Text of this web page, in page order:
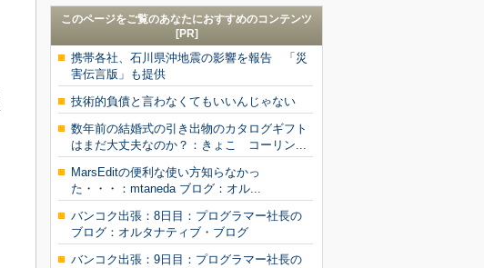
このページをご覧のあなたにおすすめのコンテンツ
[PR]
携帯各社、石川県沖地震の影響を報告 「災
害伝言版」も提供
技術的負債と言わなくてもいいんじゃない
数年前の結婚式の引き出物のカタログギフト
はまだ大丈夫なのか？：きょこ コーリン...
MarsEditの便利な使い方知らなかっ
た・・・：mtaneda ブログ：オル...
バンコク出張：8日目：プログラマー社長の
ブログ：オルタナティブ・ブログ
バンコク出張：9日目：プログラマー社長の